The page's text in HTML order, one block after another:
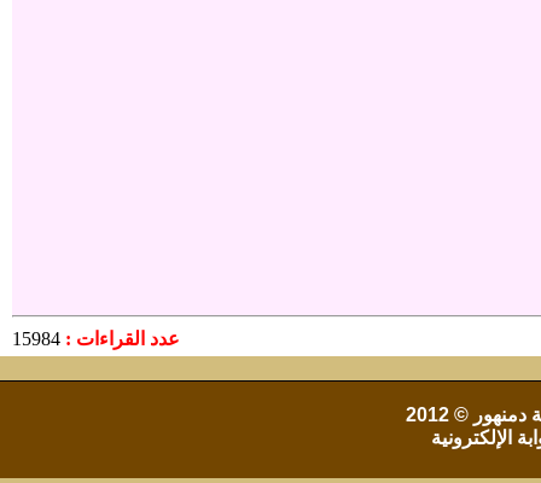
عدد القراءات : 15984
دمنهور © 2012